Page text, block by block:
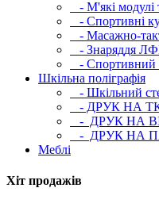
- М'які модулi
- Спортивні
- Масажно-
- Знаряддя
- Спортивний
Шкільна поліграфія
- Шкільний
- ДРУК НА
- ДРУК НА
- ДРУК НА
Меблі
Хіт продажів